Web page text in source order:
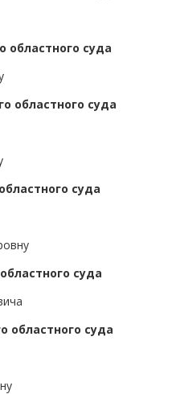
областного суда
областного суда
суда
суда
областного суда